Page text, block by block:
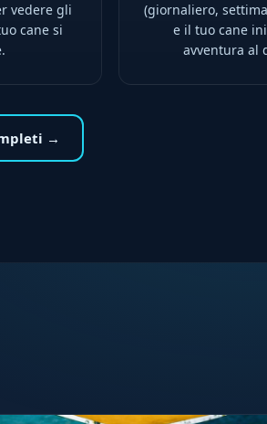
vedere gli
cane si
(giornaliero,
e il tuo cane
avventura al
→